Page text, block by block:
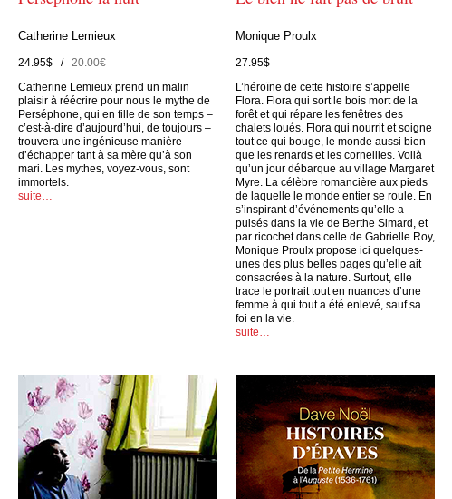
Catherine Lemieux
24.95$ /20.00€
Catherine Lemieux prend un malin
plaisir à réécrire pour nous le mythe de
Perséphone, qui en fille de son temps –
c’est-à-dire d’aujourd’hui, de toujours –
trouvera une ingénieuse manière
d’échapper tant à sa mère qu’à son
mari. Les mythes, voyez-vous, sont
immortels.
suite…
Monique Proulx
27.95$
L’héroïne de cette histoire s’appelle
Flora. Flora qui sort le bois mort de la
forêt et qui répare les fenêtres des
chalets loués. Flora qui nourrit et soigne
tout ce qui bouge, le monde aussi bien
que les renards et les corneilles. Voilà
qu’un jour débarque au village Margaret
Myre. La célèbre romancière aux pieds
de laquelle le monde entier se roule. En
s’inspirant d’événements qu’elle a
puisés dans la vie de Berthe Simard, et
par ricochet dans celle de Gabrielle Roy,
Monique Proulx propose ici quelques-
unes des plus belles pages qu’elle ait
consacrées à la nature. Surtout, elle
trace le portrait tout en nuances d’une
femme à qui tout a été enlevé, sauf sa
foi en la vie.
suite…